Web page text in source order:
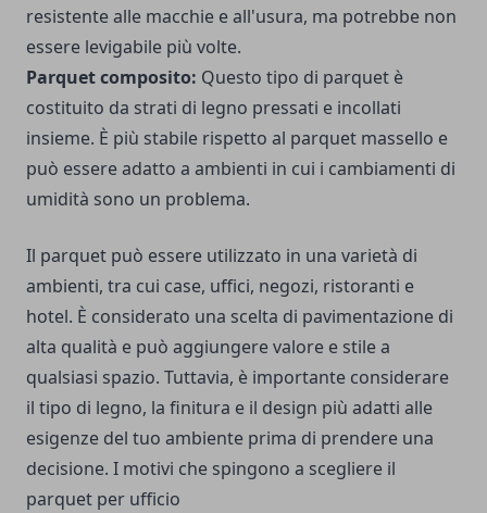
resistente alle macchie e all'usura, ma potrebbe non
essere levigabile più volte.
Parquet composito: Questo tipo di parquet è
costituito da strati di legno pressati e incollati
insieme. È più stabile rispetto al parquet massello e
può essere adatto a ambienti in cui i cambiamenti di
umidità sono un problema.
Il parquet può essere utilizzato in una varietà di
ambienti, tra cui case, uffici, negozi, ristoranti e
hotel. È considerato una scelta di pavimentazione di
alta qualità e può aggiungere valore e stile a
qualsiasi spazio. Tuttavia, è importante considerare
il tipo di legno, la finitura e il design più adatti alle
esigenze del tuo ambiente prima di prendere una
decisione. I motivi che spingono a scegliere il
parquet per ufficio